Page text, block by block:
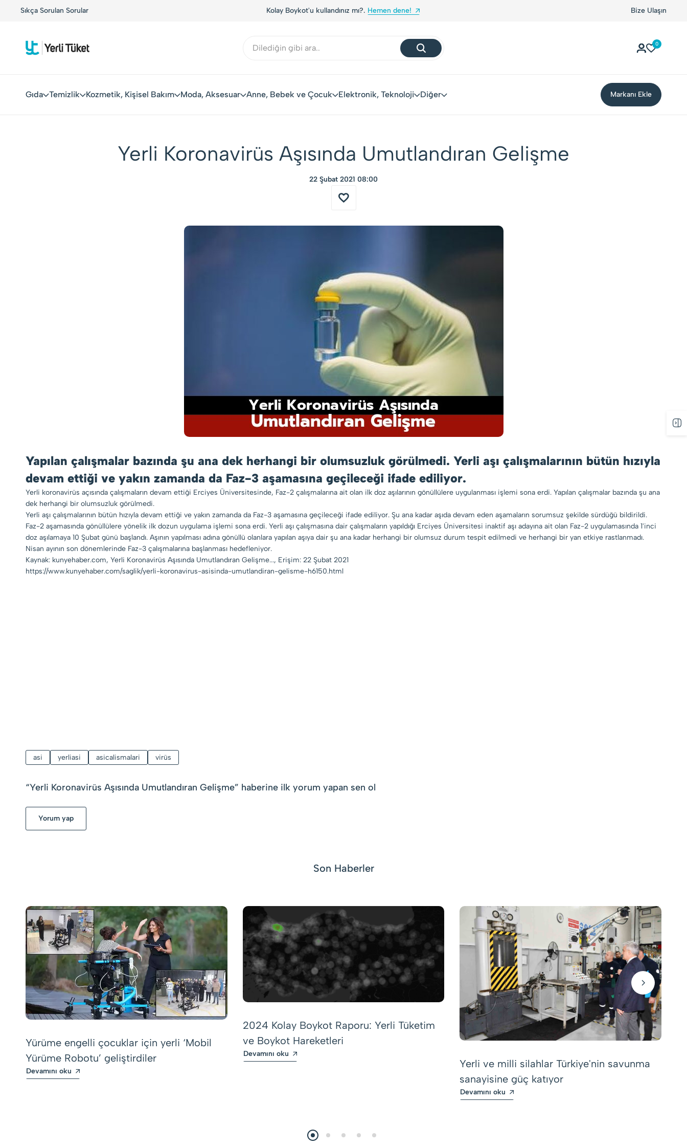
Sıkça Sorulan SorularKolay Boykot'u kullandınız mı?. Yerli Tüketiciler, Yerli Markalarla Buluşuyor! Hemen dene!Bize Ulaşın
0
Gıda Temizlik Kozmetik, Kişisel Bakım Moda, Aksesuar Anne, Bebek ve Çocuk Elektronik, Teknoloji Diğer Markanı Ekle
Yerli Koronavirüs Aşısında Umutlandıran Gelişme
22 Şubat 2021 08:00
Yapılan çalışmalar bazında şu ana dek herhangi bir olumsuzluk görülmedi. Yerli aşı çalışmalarının bütün hızıyla
devam ettiği ve yakın zamanda da Faz-3 aşamasına geçileceği ifade ediliyor.
Yerli koronavirüs açısında çalışmaların devam ettiği Erciyes Üniversitesinde, Faz-2 çalışmalarına ait olan ilk doz aşılarının gönüllülere uygulanması işlemi sona erdi. Yapılan çalışmalar bazında şu ana
dek herhangi bir olumsuzluk görülmedi.
Yerli aşı çalışmalarının bütün hızıyla devam ettiği ve yakın zamanda da Faz-3 aşamasına geçileceği ifade ediliyor. Şu ana kadar aşıda devam eden aşamaların sorumsuz şekilde sürdüğü bildirildi.
Faz-2 aşamasında gönüllülere yönelik ilk dozun uygulama işlemi sona erdi. Yerli aşı çalışmasına dair çalışmaların yapıldığı Erciyes Üniversitesi inaktif aşı adayına ait olan Faz-2 uygulamasında 1'inci
doz aşılamaya 10 Şubat günü başlandı. Aşının yapılması adına gönüllü olanlara yapılan aşıya dair şu ana kadar herhangi bir olumsuz durum tespit edilmedi ve herhangi bir yan etkiye rastlanmadı.
Nisan ayının son dönemlerinde Faz-3 çalışmalarına başlanması hedefleniyor.
Kaynak: kunyehaber.com, Yerli Koronavirüs Aşısında Umutlandıran Gelişme..., Erişim: 22 Şubat 2021
https://www.kunyehaber.com/saglik/yerli-koronavirus-asisinda-umutlandiran-gelisme-h6150.html
asi yerliasi asicalismalari virüs
“Yerli Koronavirüs Aşısında Umutlandıran Gelişme” haberine ilk yorum yapan sen ol
Yorum yap
Son Haberler
Yürüme engelli çocuklar için yerli ‘Mobil
Yürüme Robotu’ geliştirdiler
Devamını oku
2024 Kolay Boykot Raporu: Yerli Tüketim
ve Boykot Hareketleri
Devamını oku
Yerli ve milli silahlar Türkiye'nin savunma
sanayisine güç katıyor
Devamını oku